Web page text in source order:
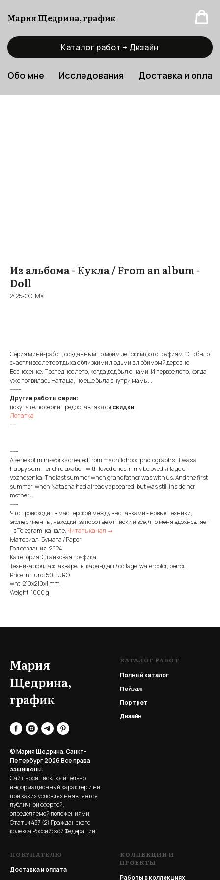
Мария Щедрина, график
Каталог работ + Дизайн
Обо мне Исследования Доставка и
Из альбома - Кукла / From an album -
Doll
2425-GG-MX
Серия мини-работ, созданным по моим детским фотографиям. Это было
счастливое лето отдыха с близкими людьми в любимомй деревне
Вознесенке. Последнее лето, когда дед был с нами. И первое лето, когда
уже появилась Наташа, но еще была внутри мамы...
-------
Другие работы серии:
покупателю серии предоставляются скидки
Лопатка
----
-----
A series of mini-works created from my childhood photographs. It was a
happy summer of relaxation with loved ones in my beloved village of
Voznesenka. The last summer when grandfather was with us. And the first
summer, when Natasha had already appeared, but was still inside her
mother...
-----
Что происходит в мастерской между выставками - новые техники,
эксперименты, находки, запоротые оттиски и всё, что меня вдохновляет
- в Telegram-канале. Читать канал →
Материал: Бумага / Paper
Год создания: 2024
Категория: Станковая графика
Техника: коллаж, акварель, карандаш / collage, watercolor, pencil
Price in Euro: 50 EURO
wht: 210x210x1 mm
Weight: 1000 g
Мария
Щедрина,
график
© Мария Щедрина. Санкт-
Петербург 2026Все права
защищены.
Сайт носит исключительно
информационный характер и ни
при каких условиях не является
публичной офертой,
определяемой положениями
Статьи 437 (2) Гражданского
кодекса Российской Федерации
КАТАЛОГ РАБОТ
Полный каталог
Пейзаж
Портрет
Дизайн
ПОКУПАТЕЛЮ
Доставка и оплата
КОЛЛЕКЦИИ И
ПРОЕКТЫ
Работы в коллекциях